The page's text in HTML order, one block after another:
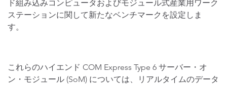
ド組み込みコンピュータおよびモジュール式産業用ワーク
ステーションに関して新たなベンチマークを設定しま
す。
これらのハイエンド COM Express Type 6 サーバー・オ
ン・モジュール (SoM) については、リアルタイムのデータ